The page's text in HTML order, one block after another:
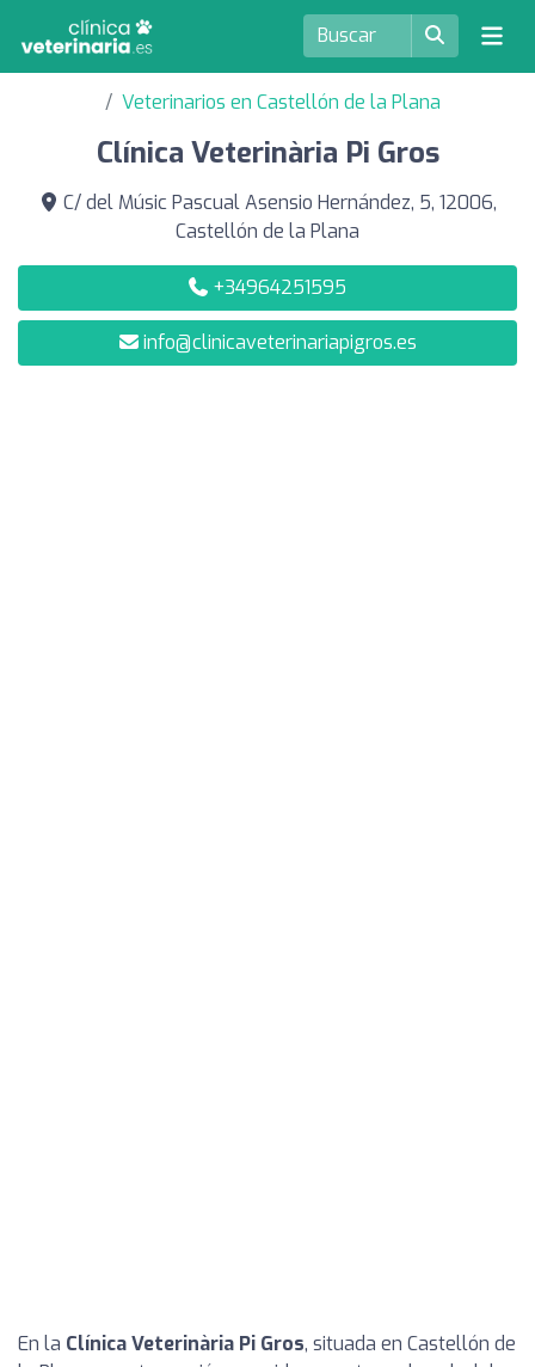
Veterinarios en Castellón de la Plana
Clínica Veterinària Pi Gros
C/ del Músic Pascual Asensio Hernández, 5, 12006,
Castellón de la Plana
+34964251595
info@clinicaveterinariapigros.es
En la Clínica Veterinària Pi Gros, situada en Castellón de